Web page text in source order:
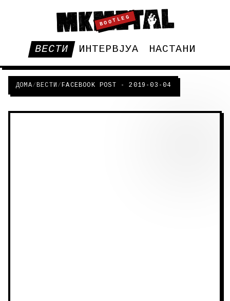
BOOTLEG
ВЕСТИ ИНТЕРВЈУА НАСТАНИ
ДОМА/ВЕСТИ /FACEBOOK POST - 2019-03-04